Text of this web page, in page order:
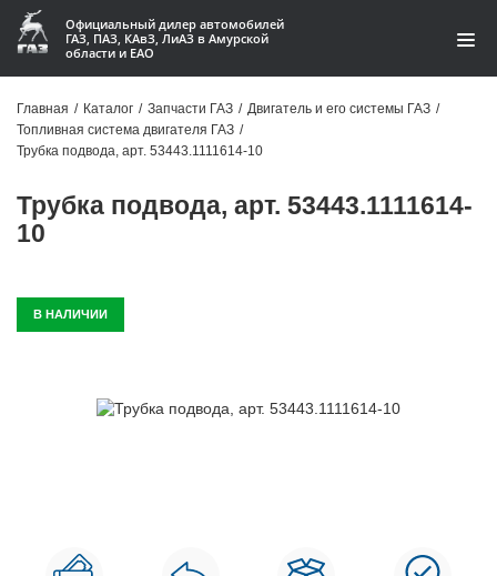
Официальный дилер автомобилей
ГАЗ, ПАЗ, КАвЗ, ЛиАЗ в Амурской
области и ЕАО
Акции
О компании
Контакты
Доставка
+7 (4162) 22-95-09
Главная / Каталог / Запчасти ГАЗ / Двигатель и его системы ГАЗ /
Топливная система двигателя ГАЗ /
Трубка подвода, арт. 53443.1111614-10
Трубка подвода, арт. 53443.1111614-
10
В НАЛИЧИИ